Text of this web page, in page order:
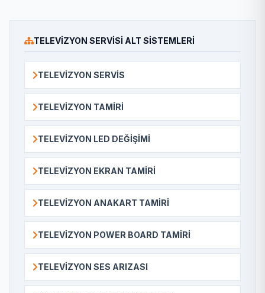
TELEVIZYON SERVISI ALT SISTEMLERI
TELEVIZYON SERVIS
TELEVIZYON TAMIRI
TELEVIZYON LED DEĞIŞIMI
TELEVIZYON EKRAN TAMIRI
TELEVIZYON ANAKART TAMIRI
TELEVIZYON POWER BOARD TAMIRI
TELEVIZYON SES ARIZASI